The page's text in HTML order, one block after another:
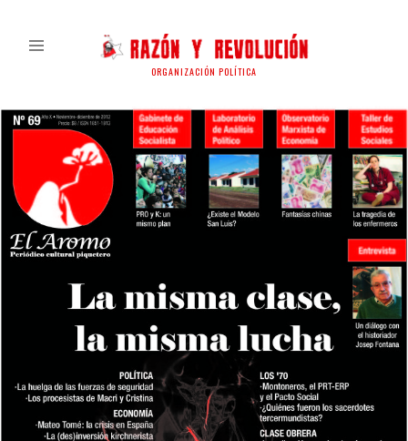
ORGANIZACIÓN POLÍTICA